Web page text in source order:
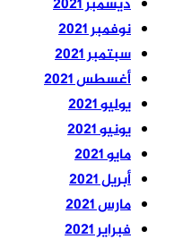
ديسمبر 2021
نوفمبر 2021
سبتمبر 2021
أغسطس 2021
يوليو 2021
يونيو 2021
مايو 2021
أبريل 2021
مارس 2021
فبراير 2021